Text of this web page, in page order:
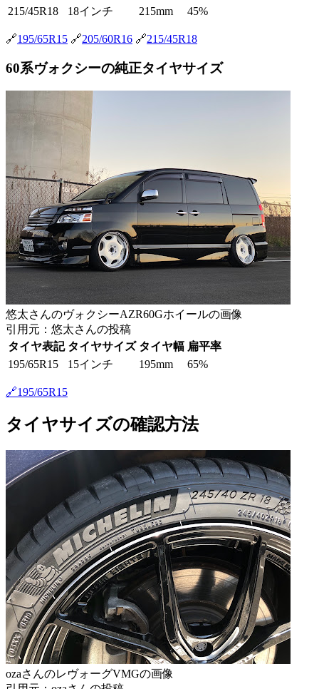
215/45R18
18インチ 215mm 45%
🔗195/65R15 🔗205/60R16 🔗215/45R18
60系ヴォクシーの純正タイヤサイズ
悠太さんのヴォクシーAZR60Gホイールの画像
引用元：悠太さんの投稿
タイヤ表記 タイヤサイズ タイヤ幅 扁平率
195/65R15
15インチ 195mm 65%
🔗195/65R15
タイヤサイズの確認方法
ozaさんのレヴォーグVMGの画像